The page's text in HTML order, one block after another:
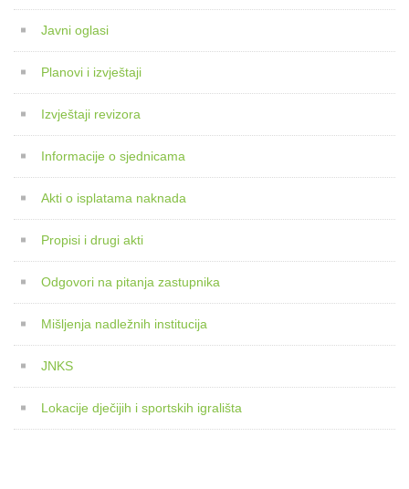
Javni oglasi
Planovi i izvještaji
Izvještaji revizora
Informacije o sjednicama
Akti o isplatama naknada
Propisi i drugi akti
Odgovori na pitanja zastupnika
Mišljenja nadležnih institucija
JNKS
Lokacije dječijih i sportskih igrališta